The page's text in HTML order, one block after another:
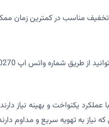
تخفیف مناسب در کمترین زمان
یکنواخت و بهینه نیاز
به تهویه سریع و مداوم